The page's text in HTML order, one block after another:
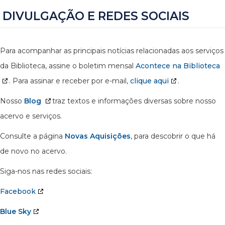
DIVULGAÇÃO E REDES SOCIAIS
Para acompanhar as principais notícias relacionadas aos serviços
da Biblioteca, assine o boletim mensal Acontece na Biblioteca
. Para assinar e receber por e-mail, clique aqui .
Nosso Blog
traz textos e informações diversas sobre nosso
acervo e serviços.
Consulte a página Novas Aquisições, para descobrir o que há
de novo no acervo.
Siga-nos nas redes sociais:
Facebook
Blue Sky